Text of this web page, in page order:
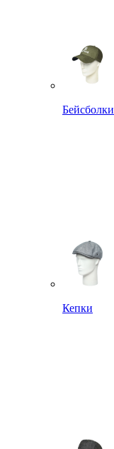
Бейсболки
Кепки